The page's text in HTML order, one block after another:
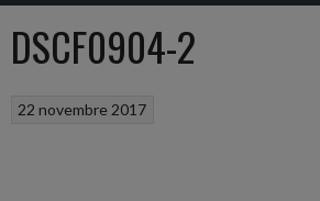
DSCF0904-2
22 novembre 2017